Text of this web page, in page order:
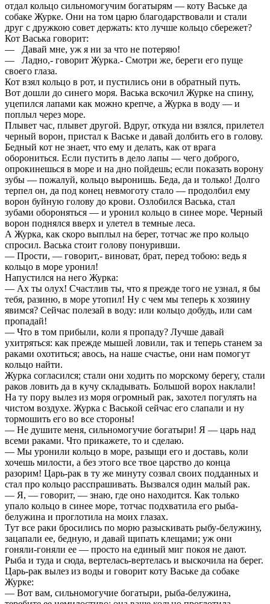
отдал кольцо сильномогучим богатырям — коту Ваське да
собаке Журке. Они на том царю благодарствовали и стали
друг с дружкою совет держать: кто лучше кольцо сбережет?
Кот Васька говорит:
— Давай мне, уж я ни за что не потеряю!
— Ладно,- говорит Журка.- Смотри же, береги его пуще
своего глаза.
Кот взял кольцо в рот, и пустились они в обратный путь.
Вот дошли до синего моря. Васька вскочил Журке на спину,
уцепился лапами как можно крепче, а Журка в воду — и
поплыл через море.
Плывет час, плывет другой. Вдруг, откуда ни взялся, прилетел
черный ворон, пристал к Ваське и давай долбить его в голову.
Бедный кот не знает, что ему и делать, как от врага
оборониться. Если пустить в дело лапы — чего доброго,
опрокинешься в море и на дно пойдешь; если показать ворону
зубы — пожалуй, кольцо выронишь. Беда, да и только! Долго
терпел он, да под конец невмоготу стало — продолбил ему
ворон буйную голову до крови. Озлобился Васька, стал
зубами обороняться — и уронил кольцо в синее море. Черный
ворон поднялся вверх и улетел в темные леса.
А Журка, как скоро выплыл на берег, тотчас же про кольцо
спросил. Васька стоит голову понуривши.
— Прости, — говорит,- виноват, брат, перед тобою: ведь я
кольцо в море уронил!
Напустился на него Журка:
— Ах ты олух! Счастлив ты, что я прежде того не узнал, я бы
тебя, разиню, в море утопил! Ну с чем мы теперь к хозяину
явимся? Сейчас полезай в воду: или кольцо добудь, или сам
пропадай!
— Что в том прибыли, коли я пропаду? Лучше давай
ухитряться: как прежде мышей ловили, так и теперь станем за
раками охотиться; авось, на наше счастье, они нам помогут
кольцо найти.
Журка согласился; стали они ходить по морскому берегу, стали
раков ловить да в кучу складывать. Большой ворох наклали!
На ту пору вылез из моря огромный рак, захотел погулять на
чистом воздухе. Журка с Васькой сейчас его слапали и ну
тормошить его во все стороны!
— Не душите меня, сильномогучие богатыри! Я — царь над
всеми раками. Что прикажете, то и сделаю.
— Мы уронили кольцо в море, разыщи его и доставь, коли
хочешь милости, а без этого все твое царство до конца
разорим! Царь-рак в ту же минуту созвал своих подданных и
стал про кольцо расспрашивать. Вызвался один малый рак.
— Я, — говорит, — знаю, где оно находится. Как только
упало кольцо в синее море, тотчас подхватила его рыба-
белужина и проглотила на моих глазах.
Тут все раки бросились по морю разыскивать рыбу-белужину,
зацапали ее, бедную, и давай щипать клещами; уж они
гоняли-гоняли ее — просто на единый миг покоя не дают.
Рыба и туда и сюда, вертелась-вертелась и выскочила на берег.
Царь-рак вылез из воды и говорит коту Ваське да собаке
Журке:
— Вот вам, сильномогучие богатыри, рыба-белужина,